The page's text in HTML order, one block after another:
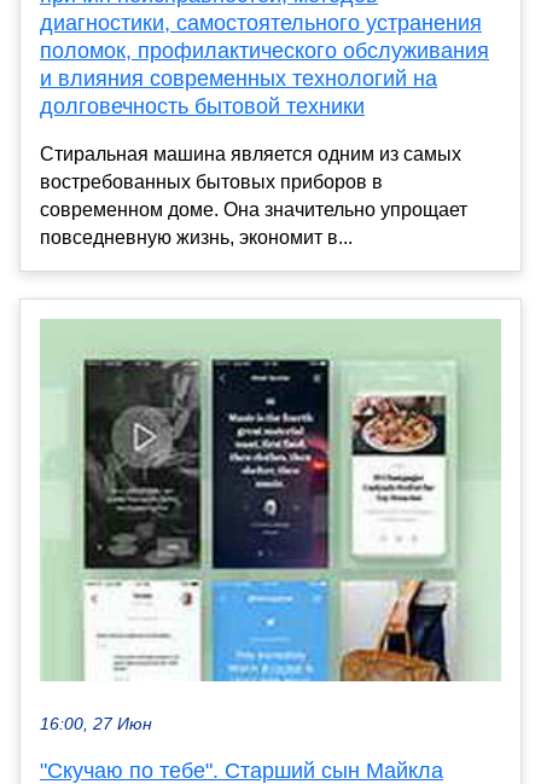
диагностики, самостоятельного устранения
поломок, профилактического обслуживания
и влияния современных технологий на
долговечность бытовой техники
Стиральная машина является одним из самых
востребованных бытовых приборов в
современном доме. Она значительно упрощает
повседневную жизнь, экономит в...
16:00, 27 Июн
"Скучаю по тебе". Старший сын Майкла